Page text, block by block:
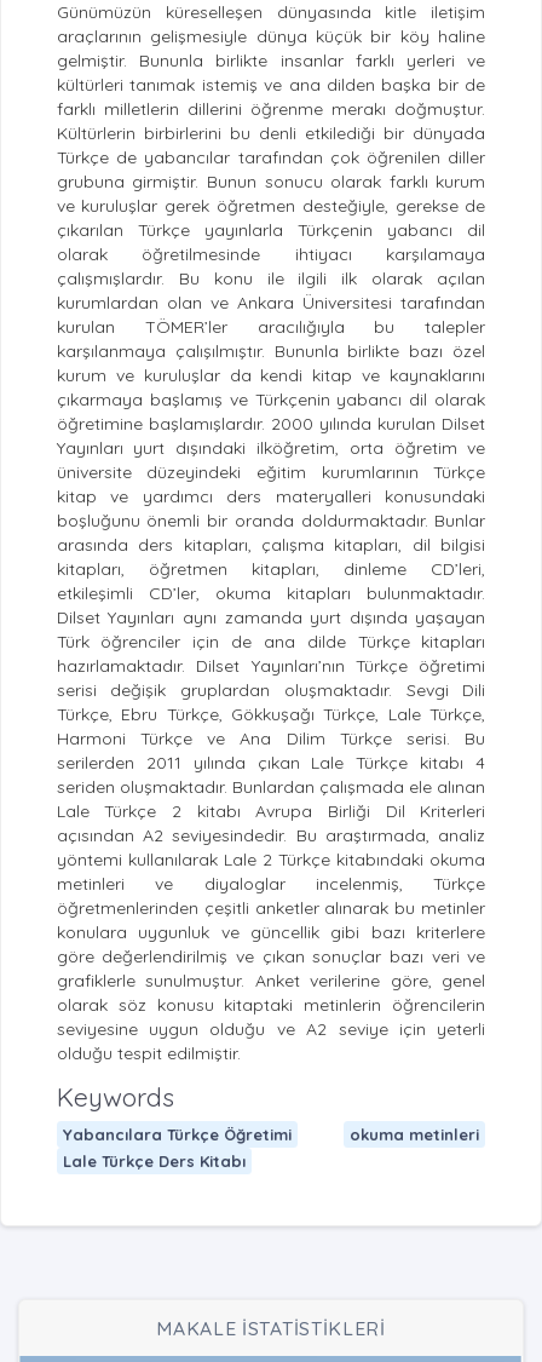
Günümüzün küreselleşen dünyasında kitle iletişim
araçlarının gelişmesiyle dünya küçük bir köy haline
gelmiştir. Bununla birlikte insanlar farklı yerleri ve
kültürleri tanımak istemiş ve ana dilden başka bir de
farklı milletlerin dillerini öğrenme merakı doğmuştur.
Kültürlerin birbirlerini bu denli etkilediği bir dünyada
Türkçe de yabancılar tarafından çok öğrenilen diller
grubuna girmiştir. Bunun sonucu olarak farklı kurum
ve kuruluşlar gerek öğretmen desteğiyle, gerekse de
çıkarılan Türkçe yayınlarla Türkçenin yabancı dil
olarak öğretilmesinde ihtiyacı karşılamaya
çalışmışlardır. Bu konu ile ilgili ilk olarak açılan
kurumlardan olan ve Ankara Üniversitesi tarafından
kurulan TÖMER’ler aracılığıyla bu talepler
karşılanmaya çalışılmıştır. Bununla birlikte bazı özel
kurum ve kuruluşlar da kendi kitap ve kaynaklarını
çıkarmaya başlamış ve Türkçenin yabancı dil olarak
öğretimine başlamışlardır. 2000 yılında kurulan Dilset
Yayınları yurt dışındaki ilköğretim, orta öğretim ve
üniversite düzeyindeki eğitim kurumlarının Türkçe
kitap ve yardımcı ders materyalleri konusundaki
boşluğunu önemli bir oranda doldurmaktadır. Bunlar
arasında ders kitapları, çalışma kitapları, dil bilgisi
kitapları, öğretmen kitapları, dinleme CD’leri,
etkileşimli CD’ler, okuma kitapları bulunmaktadır.
Dilset Yayınları aynı zamanda yurt dışında yaşayan
Türk öğrenciler için de ana dilde Türkçe kitapları
hazırlamaktadır. Dilset Yayınları’nın Türkçe öğretimi
serisi değişik gruplardan oluşmaktadır. Sevgi Dili
Türkçe, Ebru Türkçe, Gökkuşağı Türkçe, Lale Türkçe,
Harmoni Türkçe ve Ana Dilim Türkçe serisi. Bu
serilerden 2011 yılında çıkan Lale Türkçe kitabı 4
seriden oluşmaktadır. Bunlardan çalışmada ele alınan
Lale Türkçe 2 kitabı Avrupa Birliği Dil Kriterleri
açısından A2 seviyesindedir. Bu araştırmada, analiz
yöntemi kullanılarak Lale 2 Türkçe kitabındaki okuma
metinleri ve diyaloglar incelenmiş, Türkçe
öğretmenlerinden çeşitli anketler alınarak bu metinler
konulara uygunluk ve güncellik gibi bazı kriterlere
göre değerlendirilmiş ve çıkan sonuçlar bazı veri ve
grafiklerle sunulmuştur. Anket verilerine göre, genel
olarak söz konusu kitaptaki metinlerin öğrencilerin
seviyesine uygun olduğu ve A2 seviye için yeterli
olduğu tespit edilmiştir.
Keywords
Yabancılara Türkçe Öğretimi
okuma metinleri
Lale Türkçe Ders Kitabı
MAKALE İSTATİSTİKLERİ